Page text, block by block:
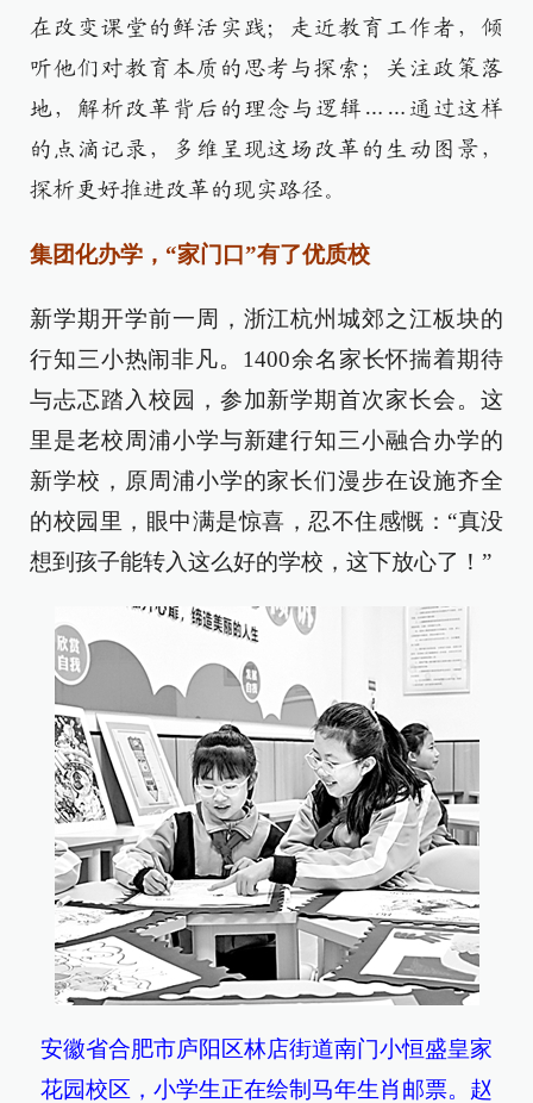
在改变课堂的鲜活实践；走近教育工作者，倾
听他们对教育本质的思考与探索；关注政策落
地，解析改革背后的理念与逻辑……通过这样
的点滴记录，多维呈现这场改革的生动图景，
探析更好推进改革的现实路径。
集团化办学，“家门口”有了优质校
新学期开学前一周，浙江杭州城郊之江板块的
行知三小热闹非凡。1400余名家长怀揣着期待
与忐忑踏入校园，参加新学期首次家长会。这
里是老校周浦小学与新建行知三小融合办学的
新学校，原周浦小学的家长们漫步在设施齐全
的校园里，眼中满是惊喜，忍不住感慨：“真没
想到孩子能转入这么好的学校，这下放心了！”
安徽省合肥市庐阳区林店街道南门小恒盛皇家
花园校区，小学生正在绘制马年生肖邮票。赵